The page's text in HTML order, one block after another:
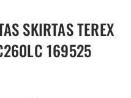
SKIRTAS TEREX
169525